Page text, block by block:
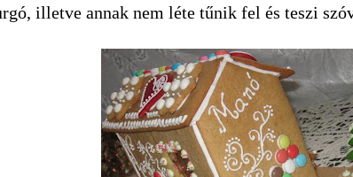
illetve annak nem léte tűnik fel és teszi